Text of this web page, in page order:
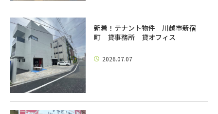
新着！テナント物件 川越市新宿
町 貸事務所 貸オフィス
2026.07.07